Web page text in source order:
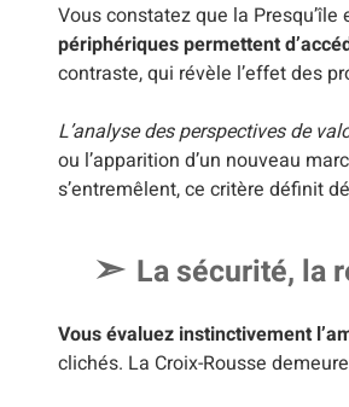
Vous constatez que la
périphériques permettent
contraste, qui révèle l’effet des
L’analyse des perspectives de
ou l’apparition d’un nouveau
s’entremêlent, ce critère définit
La sécurité, la
Vous évaluez instinctivement
clichés. La Croix-Rousse